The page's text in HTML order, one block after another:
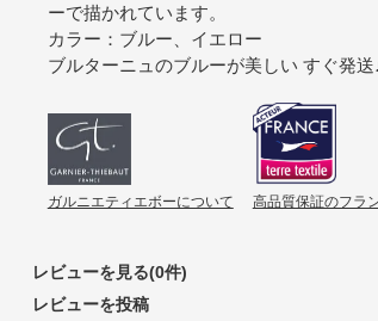
ーで描かれています。
カラー：ブルー、イエロー
ブルターニュのブルーが美しい すぐ発送
ガルニエティエボーについて 高品質保証のフラ
レビューを見る(0件)
レビューを投稿